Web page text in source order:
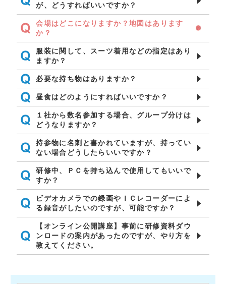
が、どうすればいいですか？
会場はどこになりますか？地図はあります
か？
服装に関して、スーツ着用などの指定はあり
ますか？
必要な持ち物はありますか？
昼食はどのようにすればいいですか？
１社から数名参加する場合、グループ分けは
どうなりますか？
持参物に名刺と書かれていますが、持ってい
ない場合どうしたらいいですか？
研修中、ＰＣを持ち込んで使用してもいいで
すか？
ビデオカメラでの録画やＩＣレコーダーによ
る録音がしたいのですが、可能ですか？
【オンライン公開講座】事前に研修資料ダウ
ンロードの案内があったのですが、やり方を
教えてください。